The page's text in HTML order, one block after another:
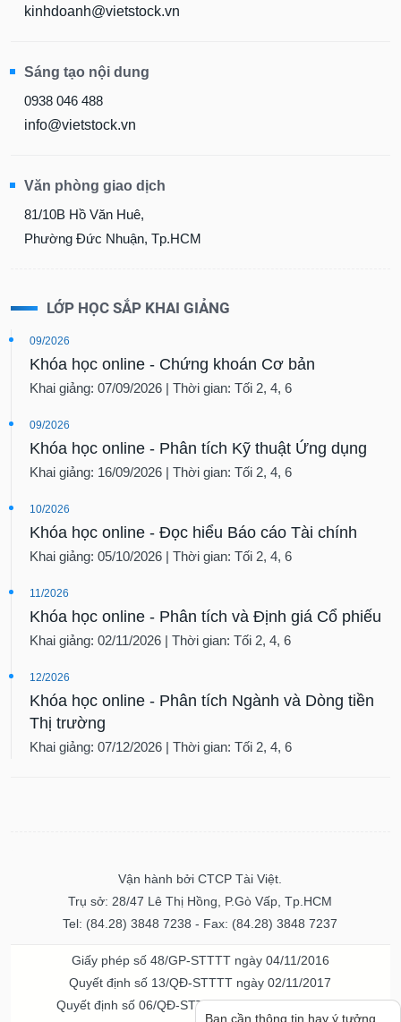
kinhdoanh@vietstock.vn
Sáng tạo nội dung
0938 046 488
info@vietstock.vn
Văn phòng giao dịch
81/10B Hồ Văn Huê,
Phường Đức Nhuận, Tp.HCM
LỚP HỌC SẮP KHAI GIẢNG
09/2026
Khóa học online - Chứng khoán Cơ bản
Khai giảng: 07/09/2026 | Thời gian: Tối 2, 4, 6
09/2026
Khóa học online - Phân tích Kỹ thuật Ứng dụng
Khai giảng: 16/09/2026 | Thời gian: Tối 2, 4, 6
10/2026
Khóa học online - Đọc hiểu Báo cáo Tài chính
Khai giảng: 05/10/2026 | Thời gian: Tối 2, 4, 6
11/2026
Khóa học online - Phân tích và Định giá Cổ phiếu
Khai giảng: 02/11/2026 | Thời gian: Tối 2, 4, 6
12/2026
Khóa học online - Phân tích Ngành và Dòng tiền
Thị trường
Khai giảng: 07/12/2026 | Thời gian: Tối 2, 4, 6
Vận hành bởi CTCP Tài Việt.
Trụ sở: 28/47 Lê Thị Hồng, P.Gò Vấp, Tp.HCM
Tel: (84.28) 3848 7238 - Fax: (84.28) 3848 7237
Giấy phép số 48/GP-STTTT ngày 04/11/2016
Quyết định số 13/QĐ-STTTT ngày 02/11/2017
Quyết định số 06/QĐ-STTTT-ICP ngày 20/07/2023
Bạn cần thông tin hay ý tưởng